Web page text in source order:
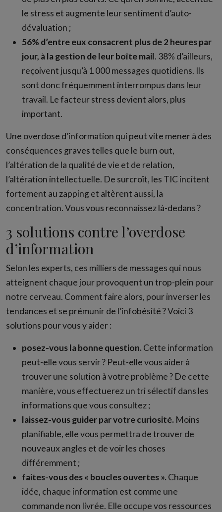
le stress et augmente leur sentiment d’auto-
dévaluation ;
56% d’entre eux consacrent plus de 2 heures par
jour, à la gestion de leur boîte mail. 38% d’ailleurs,
reçoivent jusqu’à 1 000 messages quotidiens. Ils
sont donc fréquemment interrompus dans leur
travail. Le facteur stress devient alors, plus
important.
Une overdose d’information qui peut vite mener à des
conséquences graves telles que le burn out,
l’altération de la qualité de vie et de relation,
l’altération intellectuelle. De surcroît, les TIC incitent
fortement au zapping et altèrent aussi, la
concentration. Vous vous reconnaissez là-dedans ?
3 solutions contre l’overdose
d’information
Selon les experts, ces milliers de messages qui nous
atteignent chaque jour provoquent un trop-plein pour
notre cerveau. Comment faire alors, pour inverser les
tendances et se prémunir de l’infobésité ? Voici 3
solutions pour vous y aider :
posez-vous la bonne question. Cette information
peut-elle vous servir ? Peut-elle vous aider à
trouver une solution à votre problème ? De cette
manière, vous effectuerez un tri sélectif dans les
informations que vous consultez ;
laissez-vous guider par votre curiosité. Moins
planifiable, elle vous permettra de trouver de
nouveaux angles et de voir les choses
différemment ;
faites-vous des « boucles ouvertes ». Chaque
idée, chaque information est comme une
commande non livrée. Elle occupe vos ressources